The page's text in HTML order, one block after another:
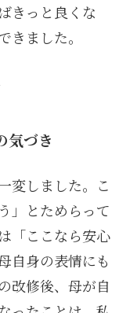
きっと良くな
きました。
気づき
変しました。こ
」とためらって
「ここなら安心
自身の表情にも
改修後、母が自